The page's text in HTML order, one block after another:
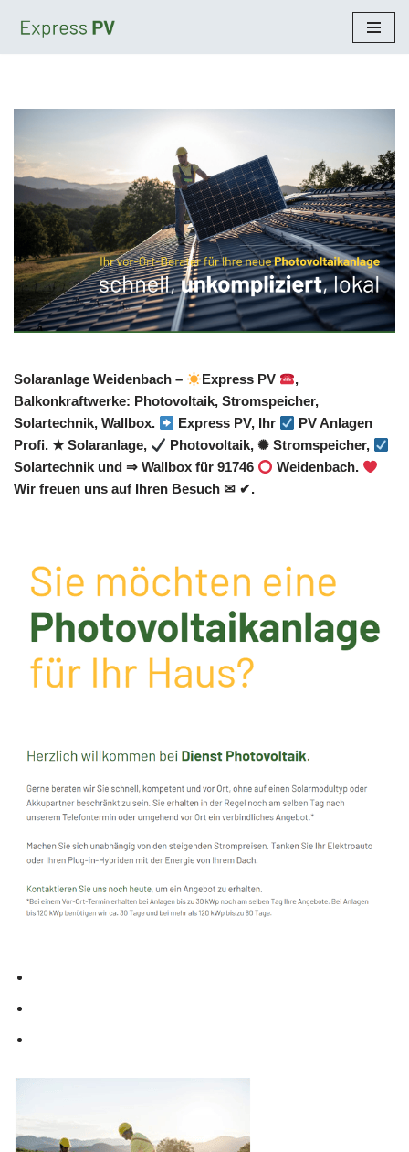
Solaranlage Weidenbach – Express PV
,
Balkonkraftwerke: Photovoltaik, Stromspeicher,
Solartechnik, Wallbox.
Express PV, Ihr
PV Anlagen
Profi. ★ Solaranlage,
Photovoltaik, ✺ Stromspeicher,
Solartechnik und ⇒ Wallbox für 91746
Weidenbach.
Wir freuen uns auf Ihren Besuch ✉ ✔.